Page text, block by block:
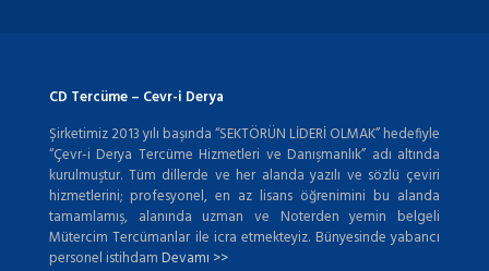
CD Tercüme – Cevr-i Derya
Şirketimiz 2013 yılı başında “SEKTÖRÜN LİDERİ OLMAK” hedefiyle
“Çevr-i Derya Tercüme Hizmetleri ve Danışmanlık” adı altında
kurulmuştur. Tüm dillerde ve her alanda yazılı ve sözlü çeviri
hizmetlerini; profesyonel, en az lisans öğrenimini bu alanda
tamamlamış, alanında uzman ve Noterden yemin belgeli
Mütercim Tercümanlar ile icra etmekteyiz. Bünyesinde yabancı
personel istihdamDevamı >>